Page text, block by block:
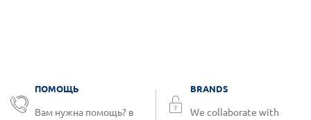
ПОМОЩЬ
Вам нужна помощь? в
BRANDS
We collaborate with